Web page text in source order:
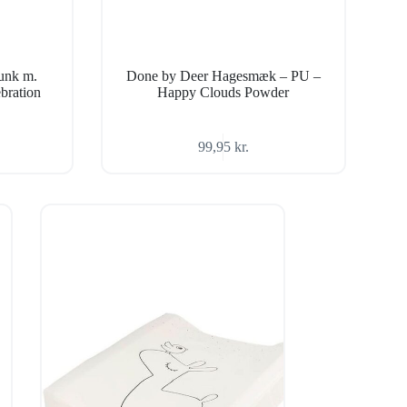
m.
Done by Deer Hagesmæk – PU –
Happy Clouds Powder
99,95 kr.